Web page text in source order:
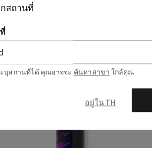
สถานที่
บุสถานที่ได้ คุณอาจจะ ค้นหาสาขา ใกล้คุณ
อยู่ใน TH